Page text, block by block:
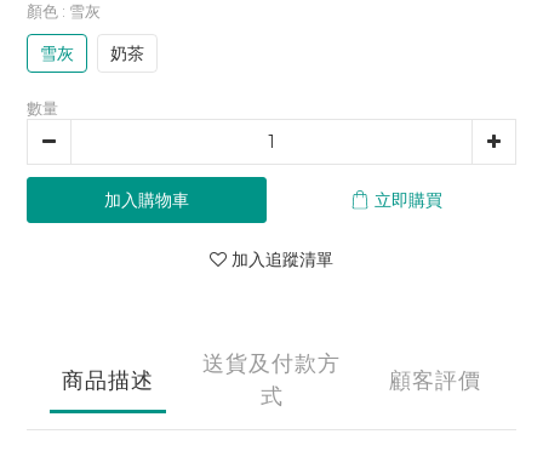
顏色 : 雪灰
雪灰 奶茶
數量
加入購物車 立即購買
加入追蹤清單
商品描述
送貨及付款方
式
顧客評價